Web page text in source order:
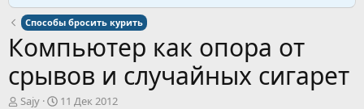
Способы бросить курить
Компьютер как опора от
срывов и случайных сигарет
А
Sajy
Д11 Дек 2012